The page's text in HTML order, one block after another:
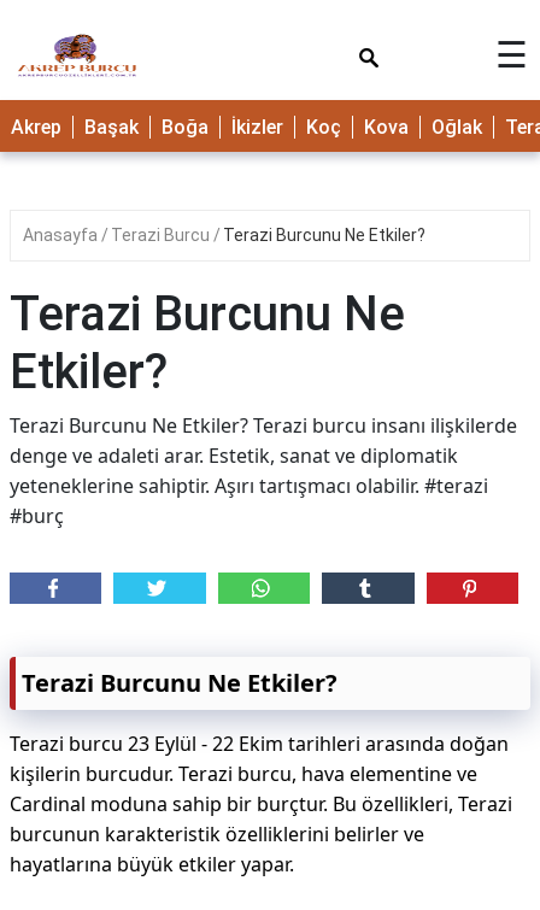
☰
Akrep Başak Boğa İkizler Koç Kova Oğlak
Anasayfa Terazi Burcu Terazi Burcunu Ne Etkiler?
Terazi Burcunu Ne
Etkiler?
Terazi Burcunu Ne Etkiler? Terazi burcu insanı ilişkilerde
denge ve adaleti arar. Estetik, sanat ve diplomatik
yeteneklerine sahiptir. Aşırı tartışmacı olabilir. #terazi
#burç
Terazi Burcunu Ne Etkiler?
Terazi burcu 23 Eylül - 22 Ekim tarihleri arasında doğan
kişilerin burcudur. Terazi burcu, hava elementine ve
Cardinal moduna sahip bir burçtur. Bu özellikleri, Terazi
burcunun karakteristik özelliklerini belirler ve
hayatlarına büyük etkiler yapar.